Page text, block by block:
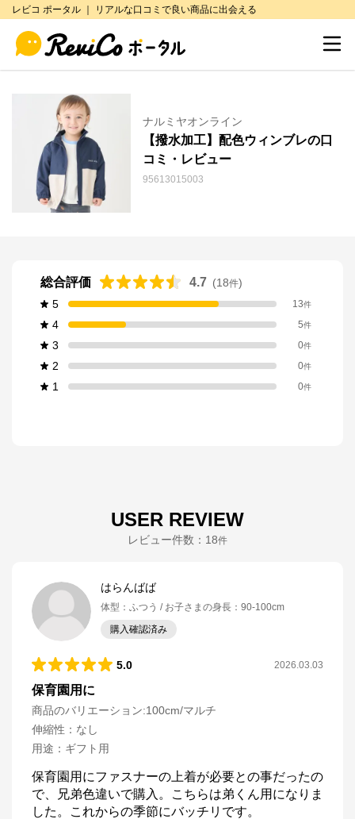
レビコ ポータル ｜ リアルな口コミで良い商品に出会える
ナルミヤオンライン
【撥水加工】配色ウィンブレの口
コミ・レビュー
95613015003
総合評価 4.7 (18件)
5
13件
4 5件
3 0件
2 0件
1 0件
USER REVIEW
レビュー件数： 18件
はらんばば
体型 ： ふつう お子さまの身長 ： 90-100cm
購入確認済み
5.0 2026.03.03
保育園用に
商品のバリエーション:100cm/マルチ
伸縮性 ： なし
用途 ： ギフト用
保育園用にファスナーの上着が必要との事だったの
で、兄弟色違いで購入。こちらは弟くん用になりま
した。これからの季節にバッチリです。